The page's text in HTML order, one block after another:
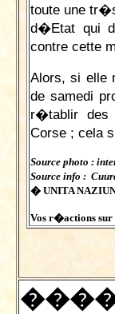
toute une
d�Etat qui
contre cette
Alors, si elle
de samedi
r�tablir
Corse ; cela
Source photo :
Source info :
� UNITA
Vos r�actions